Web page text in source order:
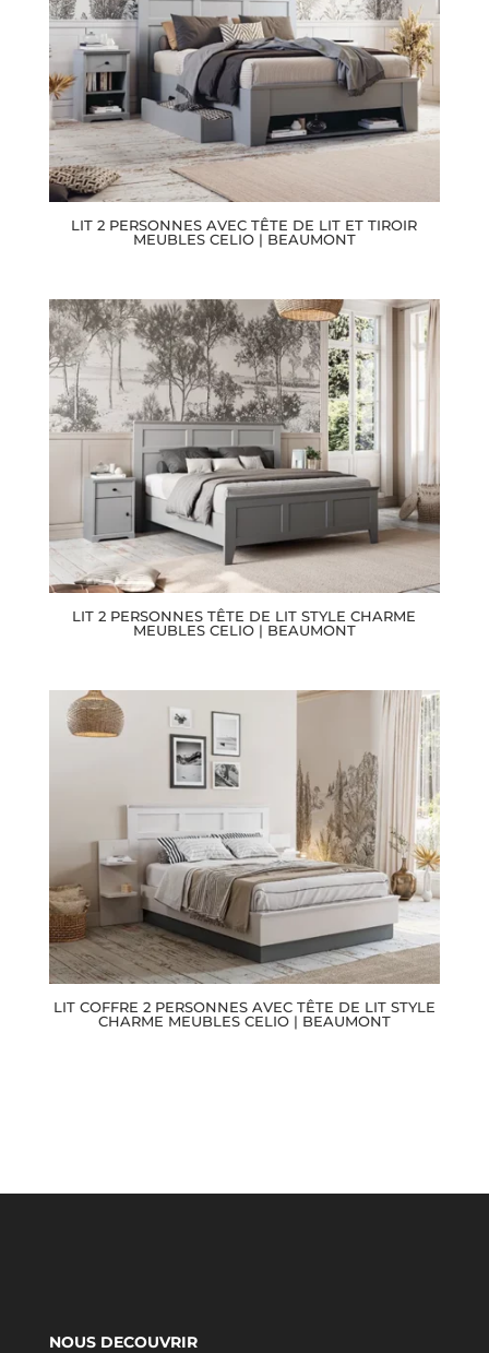
LIT 2 PERSONNES AVEC TÊTE DE LIT ET TIROIR
MEUBLES CELIO | BEAUMONT
LIT 2 PERSONNES TÊTE DE LIT STYLE CHARME
MEUBLES CELIO | BEAUMONT
LIT COFFRE 2 PERSONNES AVEC TÊTE DE LIT STYLE
CHARME MEUBLES CELIO | BEAUMONT
NOUS DECOUVRIR